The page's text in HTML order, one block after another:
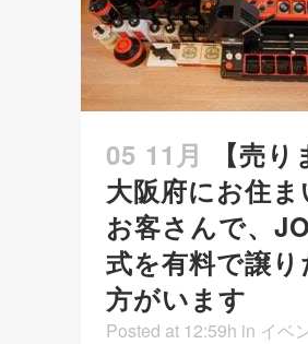
05 11月
【売り
大阪府にお住ま
お客さんで、
式を有料で譲り
方がいます
Posted at 12:59h in イベ